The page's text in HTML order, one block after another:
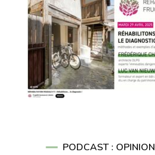
PODCAST :